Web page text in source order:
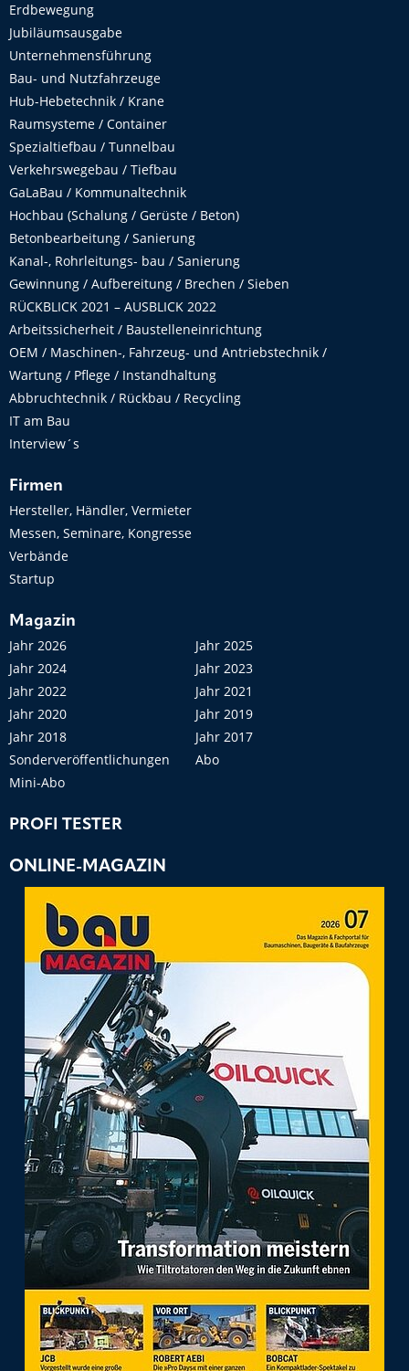
Erdbewegung
Jubiläumsausgabe
Unternehmensführung
Bau- und Nutzfahrzeuge
Hub-Hebetechnik / Krane
Raumsysteme / Container
Spezialtiefbau / Tunnelbau
Verkehrswegebau / Tiefbau
GaLaBau / Kommunaltechnik
Hochbau (Schalung / Gerüste / Beton)
Betonbearbeitung / Sanierung
Kanal-, Rohrleitungs- bau / Sanierung
Gewinnung / Aufbereitung / Brechen / Sieben
RÜCKBLICK 2021 – AUSBLICK 2022
Arbeitssicherheit / Baustelleneinrichtung
OEM / Maschinen-, Fahrzeug- und Antriebstechnik /
Wartung / Pflege / Instandhaltung
Abbruchtechnik / Rückbau / Recycling
IT am Bau
Interview´s
Firmen
Hersteller, Händler, Vermieter
Messen, Seminare, Kongresse
Verbände
Startup
Magazin
Jahr 2026
Jahr 2025
Jahr 2024
Jahr 2023
Jahr 2022
Jahr 2021
Jahr 2020
Jahr 2019
Jahr 2018
Jahr 2017
Sonderveröffentlichungen
Abo
Mini-Abo
PROFI TESTER
ONLINE-MAGAZIN